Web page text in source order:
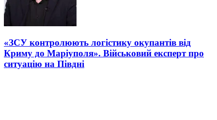
«ЗСУ контролюють логістику окупантів від
Криму до Маріуполя». Військовий експерт про
ситуацію на Півдні